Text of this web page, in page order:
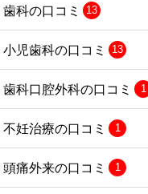
歯科の口コミ 13
小児歯科の口コミ 13
歯科口腔外科の口コミ 1
不妊治療の口コミ 1
頭痛外来の口コミ 1